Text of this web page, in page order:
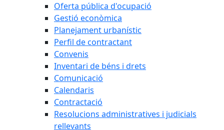
Oferta pública d'ocupació
Gestió econòmica
Planejament urbanístic
Perfil de contractant
Convenis
Inventari de béns i drets
Comunicació
Calendaris
Contractació
Resolucions administratives i judicials
rellevants